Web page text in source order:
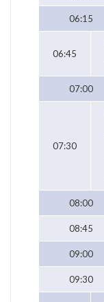
06:15
06:45
07:00
07:30
08:00
08:45
09:00
09:30